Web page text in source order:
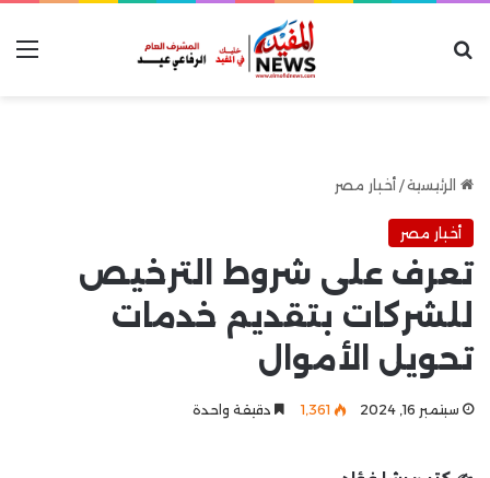
الرئيسية/ أخبار مصر
أخبار مصر
تعرف على شروط الترخيص
للشركات بتقديم خدمات
تحويل الأموال
سبتمبر 16, 2024 1٬361 دقيقة واحدة